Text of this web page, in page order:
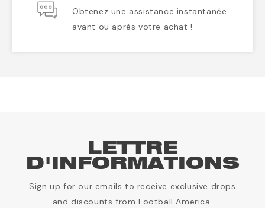
Obtenez une assistance instantanée
avant ou après votre achat !
LETTRE
D'INFORMATIONS
Sign up for our emails to receive exclusive drops
and discounts from Football America.